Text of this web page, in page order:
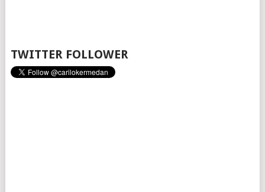
TWITTER FOLLOWER